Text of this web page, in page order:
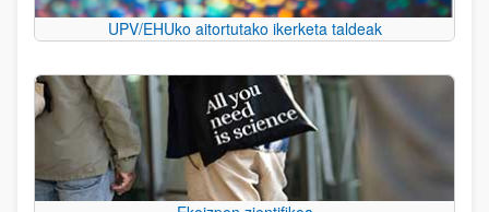
UPV/EHUko aitortutako ikerketa taldeak